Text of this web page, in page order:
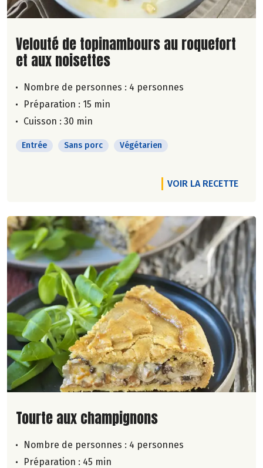
Lire la suite de la recette
Velouté de topinambours au roquefort
et aux noisettes
Nombre de personnes : 4 personnes
Préparation : 15 min
Cuisson : 30 min
Entrée Sans porc Végétarien
VOIR LA RECETTE
Lire la suite de la recette
Tourte aux champignons
Nombre de personnes : 4 personnes
Préparation : 45 min